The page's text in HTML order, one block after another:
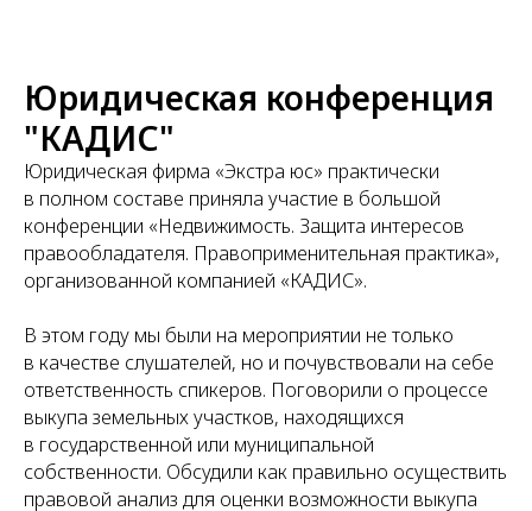
Юридическая конференция
"КАДИС"
Юридическая фирма «Экстра юс» практически
в полном составе приняла участие в большой
конференции «Недвижимость. Защита интересов
правообладателя. Правоприменительная практика»,
организованной компанией «КАДИС».
В этом году мы были на мероприятии не только
в качестве слушателей, но и почувствовали на себе
ответственность спикеров. Поговорили о процессе
выкупа земельных участков, находящихся
в государственной или муниципальной
собственности. Обсудили как правильно осуществить
правовой анализ для оценки возможности выкупа